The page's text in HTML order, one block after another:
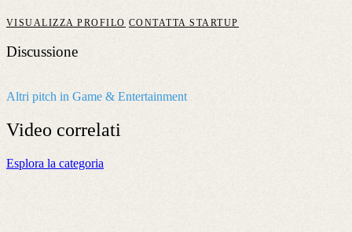
VISUALIZZA PROFILO CONTATTA STARTUP
Discussione
Altri pitch in Game & Entertainment
Video correlati
Esplora la categoria